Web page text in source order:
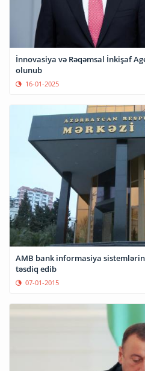
İnnovasiya və Rəqəmsal İnkişaf
olunub
16-01-2025
AMB bank informasiya
təsdiq edib
07-01-2015